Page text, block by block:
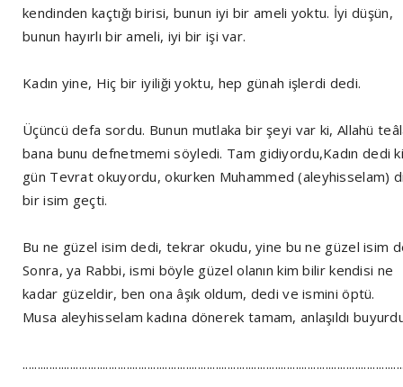
kendinden kaçtığı birisi, bunun iyi bir ameli yoktu. İyi düşün,
bunun hayırlı bir ameli, iyi bir işi var.
Kadın yine, Hiç bir iyiliği yoktu, hep günah işlerdi dedi.
Üçüncü defa sordu. Bunun mutlaka bir şeyi var ki, Allahü
bana bunu defnetmemi söyledi. Tam gidiyordu,Kadın dedi
gün Tevrat okuyordu, okurken Muhammed (aleyhisselam)
bir isim geçti.
Bu ne güzel isim dedi, tekrar okudu, yine bu ne güzel isim
Sonra, ya Rabbi, ismi böyle güzel olanın kim bilir kendisi ne
kadar güzeldir, ben ona âşık oldum, dedi ve ismini öptü.
Musa aleyhisselam kadına dönerek tamam, anlaşıldı